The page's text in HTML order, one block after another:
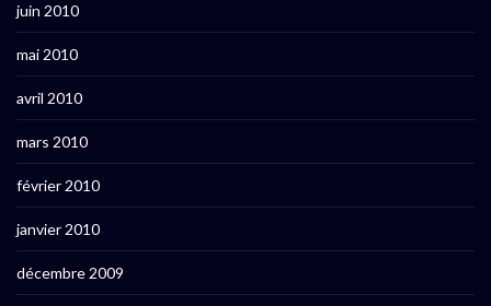
juin 2010
mai 2010
avril 2010
mars 2010
février 2010
janvier 2010
décembre 2009